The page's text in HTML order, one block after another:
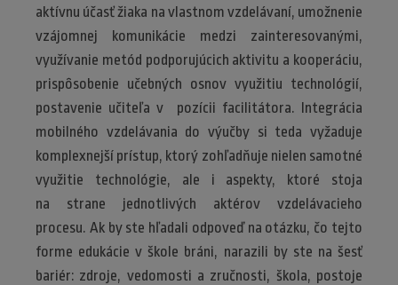
aktívnu účasť žiaka na vlastnom vzdelávaní, umožnenie
vzájomnej komunikácie medzi zainteresovanými,
využívanie metód podporujúcich aktivitu a kooperáciu,
prispôsobenie učebných osnov využitiu technológií,
postavenie učiteľa v pozícii facilitátora. Integrácia
mobilného vzdelávania do výučby si teda vyžaduje
komplexnejší prístup, ktorý zohľadňuje nielen samotné
využitie technológie, ale i aspekty, ktoré stoja
na strane jednotlivých aktérov vzdelávacieho
procesu. Ak by ste hľadali odpoveď na otázku, čo tejto
forme edukácie v škole bráni, narazili by ste na šesť
bariér: zdroje, vedomosti a zručnosti, škola, postoje